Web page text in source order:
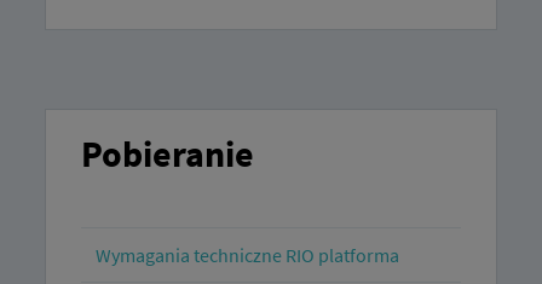
Pobieranie
Wymagania techniczne RIO platforma